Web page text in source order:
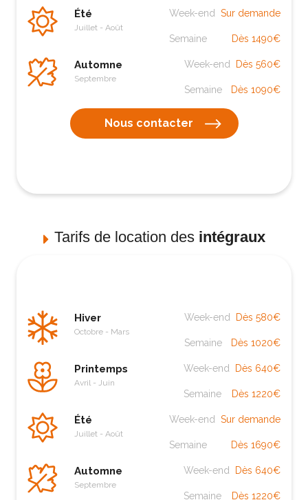
Été
Juillet - Août
Week-end Sur demande
Semaine Dès 1490€
Automne
Septembre
Week-end Dès 560€
Semaine Dès 1090€
Nous contacter
Tarifs de location des intégraux
Hiver
Octobre - Mars
Week-end Dès 580€
Semaine Dès 1020€
Printemps
Avril - Juin
Week-end Dès 640€
Semaine Dès 1220€
Été
Juillet - Août
Week-end Sur demande
Semaine Dès 1690€
Automne
Septembre
Week-end Dès 640€
Semaine Dès 1220€